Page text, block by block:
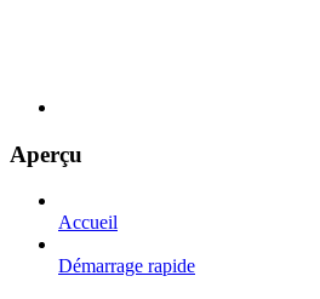
Aperçu
Accueil
Démarrage rapide